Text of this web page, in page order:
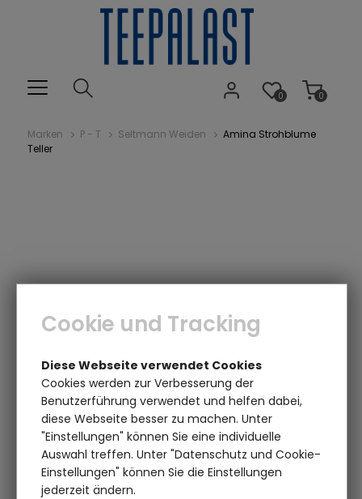
0
0
Marken P - T Seltmann Weiden
Amina Strohblume
Teller
Cookie und Tracking
Diese Webseite verwendet Cookies
Cookies werden zur Verbesserung der
Benutzerführung verwendet und helfen dabei,
diese Webseite besser zu machen. Unter
"Einstellungen" können Sie eine individuelle
Auswahl treffen. Unter "Datenschutz und Cookie-
Einstellungen" können Sie die Einstellungen
jederzeit ändern.